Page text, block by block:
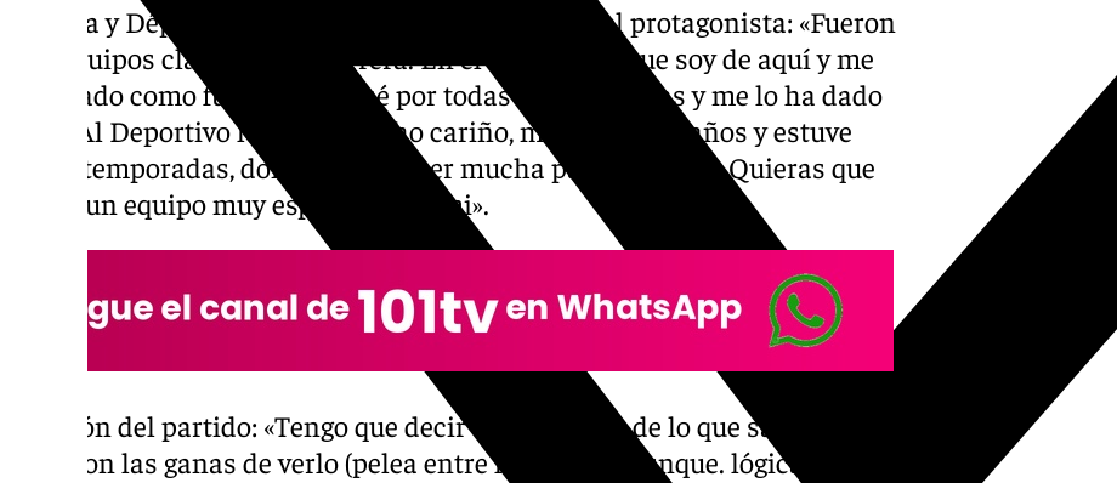
Málaga y Dépor, sentimientos encontrados para el protagonista: «Fueron
dos equipos claves en mi carrera. En el Málaga porque soy de aquí y me
he criado como futbolista. Pasé por todas las categorías y me lo ha dado
todo. Al Deportivo le tengo mucho cariño, me fui con 24 años y estuve
cinco temporadas, donde pude tener mucha participación. Quieras que
no, es un equipo muy especial para mi».
Opinión del partido: «Tengo que decir que, después de lo que salió, se me
quitaron las ganas de verlo (pelea entre los ultras), aunque. lógicamente,